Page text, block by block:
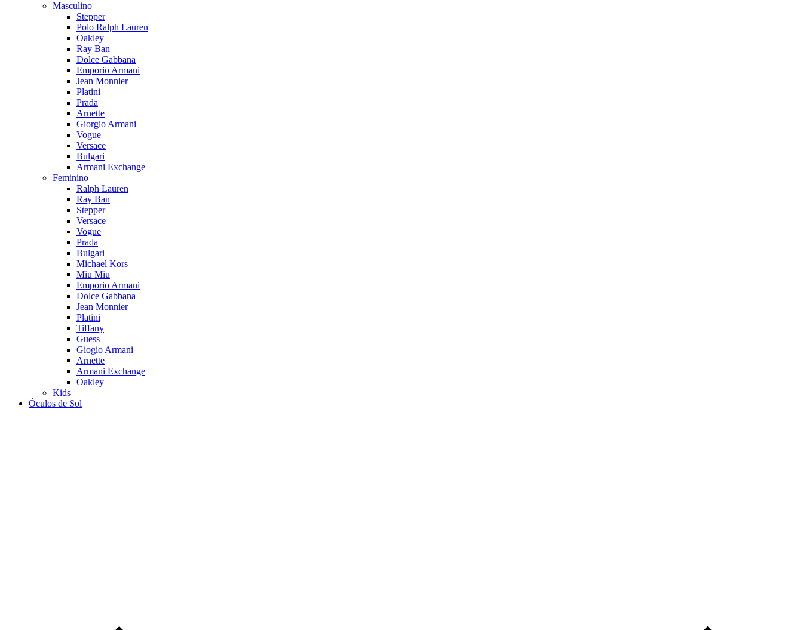
Masculino
Stepper
Polo Ralph Lauren
Oakley
Ray Ban
Dolce Gabbana
Emporio Armani
Jean Monnier
Platini
Prada
Arnette
Giorgio Armani
Vogue
Versace
Bulgari
Armani Exchange
Feminino
Ralph Lauren
Ray Ban
Stepper
Versace
Vogue
Prada
Bulgari
Michael Kors
Miu Miu
Emporio Armani
Dolce Gabbana
Jean Monnier
Platini
Tiffany
Guess
Giogio Armani
Arnette
Armani Exchange
Oakley
Kids
Óculos de Sol